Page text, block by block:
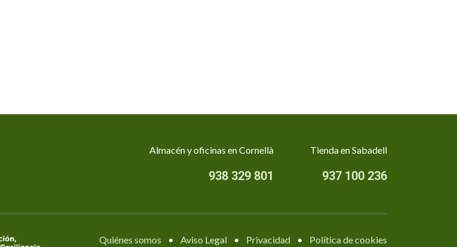
Almacén y oficinas en Cornellà
938 329 801
Tienda en Sabadell
937 100 236
Quiénes somos • Aviso Legal • Privacidad • Política de cookies